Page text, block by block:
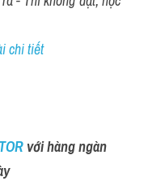
chi tiết
với hàng ngàn